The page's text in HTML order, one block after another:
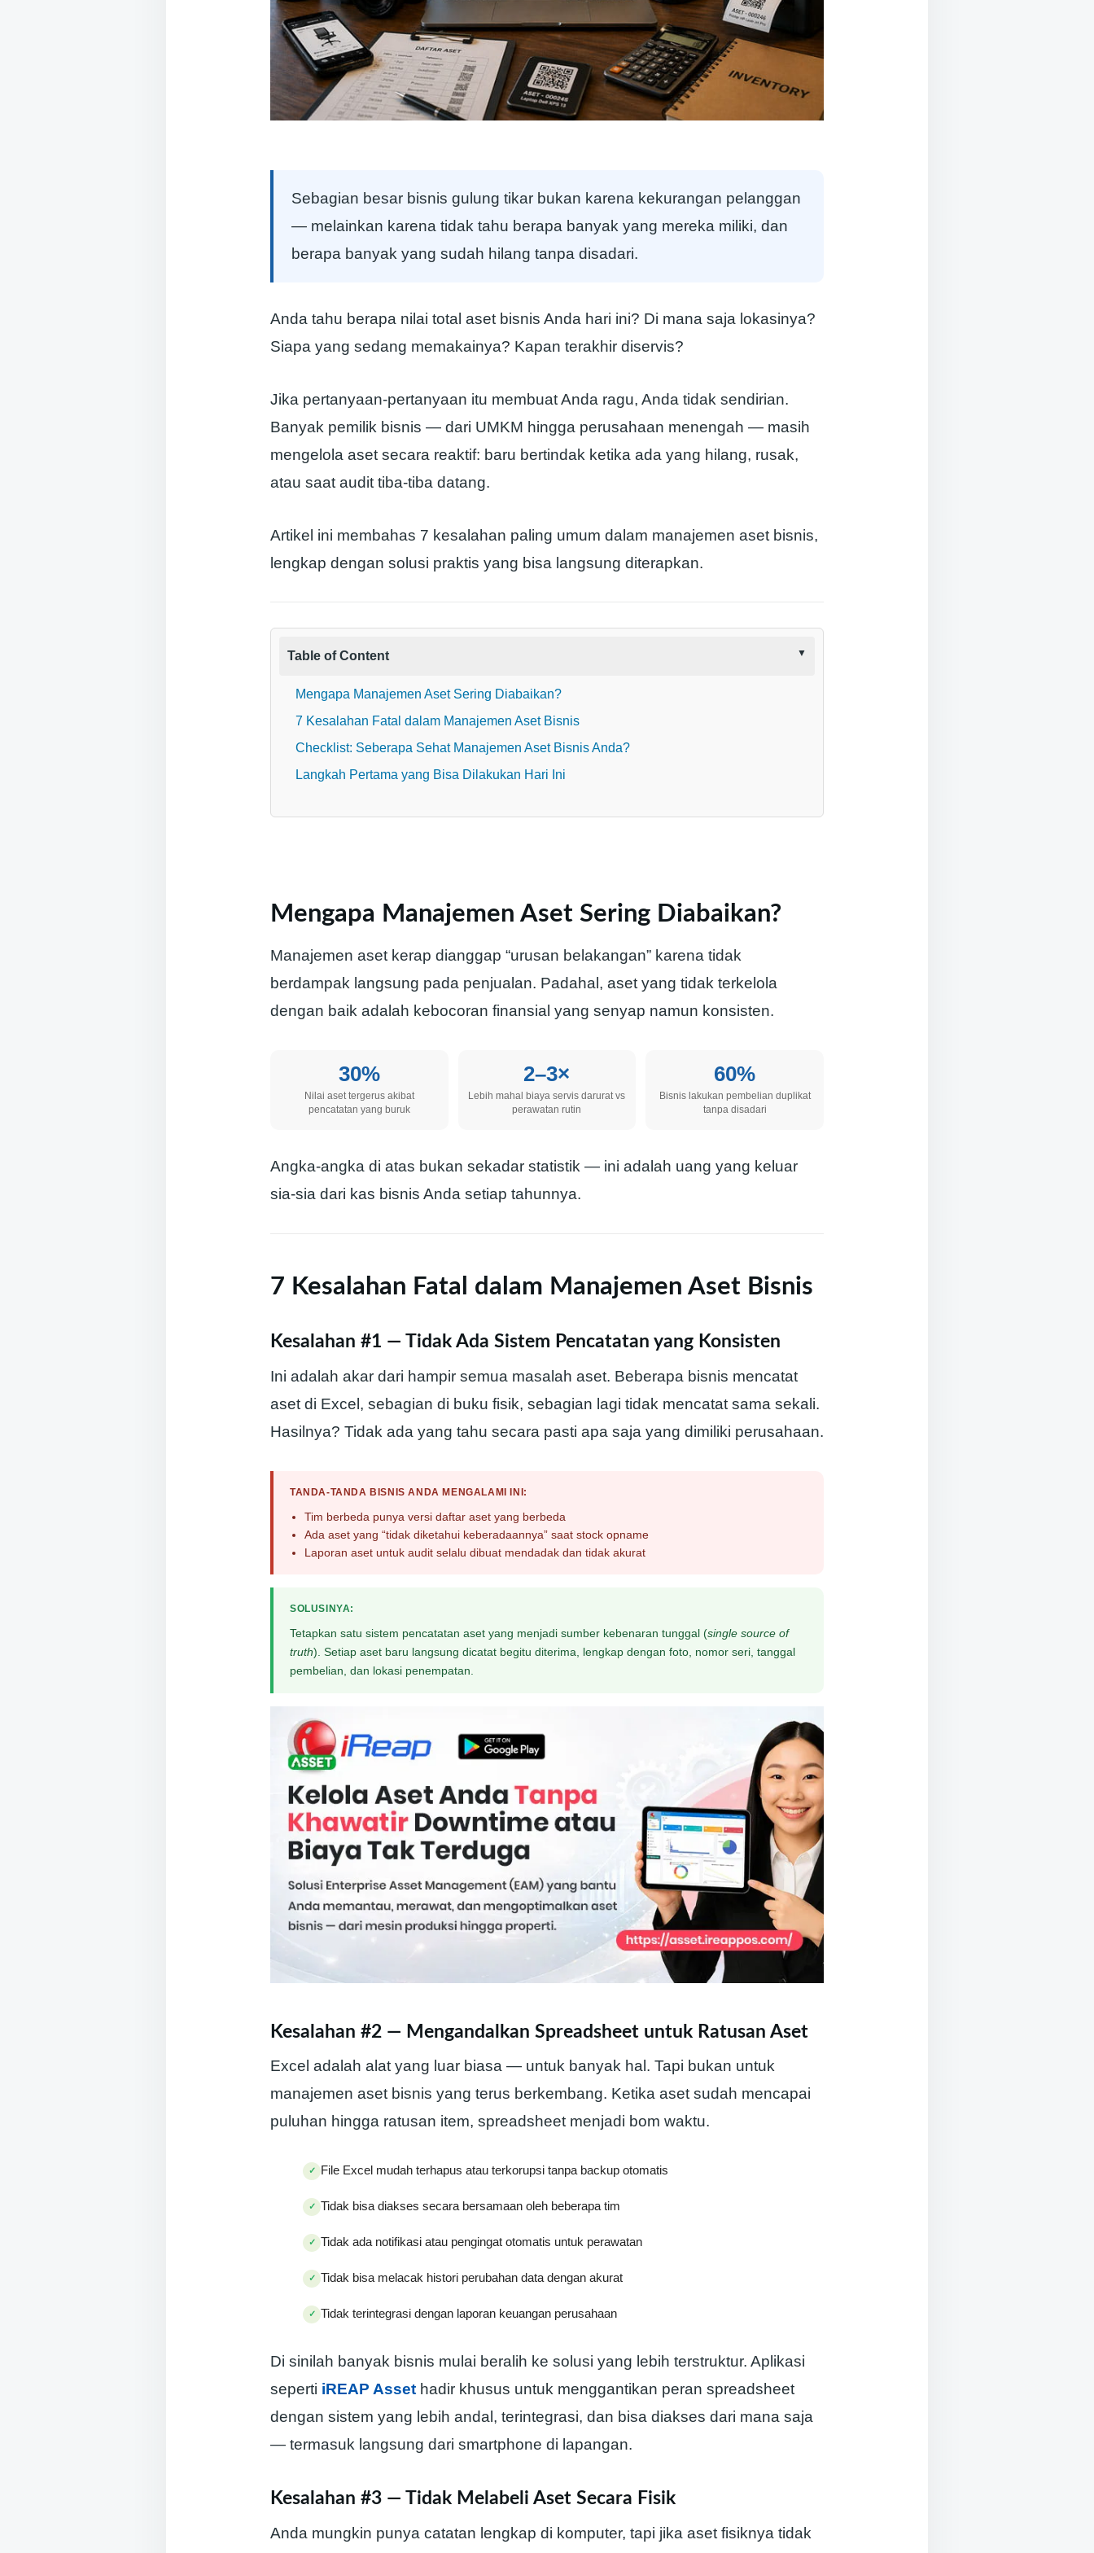
Sebagian besar bisnis gulung tikar bukan karena kekurangan pelanggan
— melainkan karena tidak tahu berapa banyak yang mereka miliki, dan
berapa banyak yang sudah hilang tanpa disadari.
Anda tahu berapa nilai total aset bisnis Anda hari ini? Di mana saja lokasinya?
Siapa yang sedang memakainya? Kapan terakhir diservis?
Jika pertanyaan-pertanyaan itu membuat Anda ragu, Anda tidak sendirian.
Banyak pemilik bisnis — dari UMKM hingga perusahaan menengah — masih
mengelola aset secara reaktif: baru bertindak ketika ada yang hilang, rusak,
atau saat audit tiba-tiba datang.
Artikel ini membahas 7 kesalahan paling umum dalam manajemen aset bisnis,
lengkap dengan solusi praktis yang bisa langsung diterapkan.
Table of Content
Mengapa Manajemen Aset Sering Diabaikan?
7 Kesalahan Fatal dalam Manajemen Aset Bisnis
Checklist: Seberapa Sehat Manajemen Aset Bisnis Anda?
Langkah Pertama yang Bisa Dilakukan Hari Ini
Mengapa Manajemen Aset Sering Diabaikan?
Manajemen aset kerap dianggap “urusan belakangan” karena tidak
berdampak langsung pada penjualan. Padahal, aset yang tidak terkelola
dengan baik adalah kebocoran finansial yang senyap namun konsisten.
30%
Nilai aset tergerus akibat
pencatatan yang buruk
2–3×
Lebih mahal biaya servis darurat vs
perawatan rutin
60%
Bisnis lakukan pembelian duplikat
tanpa disadari
Angka-angka di atas bukan sekadar statistik — ini adalah uang yang keluar
sia-sia dari kas bisnis Anda setiap tahunnya.
7 Kesalahan Fatal dalam Manajemen Aset Bisnis
Kesalahan #1 — Tidak Ada Sistem Pencatatan yang Konsisten
Ini adalah akar dari hampir semua masalah aset. Beberapa bisnis mencatat
aset di Excel, sebagian di buku fisik, sebagian lagi tidak mencatat sama sekali.
Hasilnya? Tidak ada yang tahu secara pasti apa saja yang dimiliki perusahaan.
TANDA-TANDA BISNIS ANDA MENGALAMI INI:
Tim berbeda punya versi daftar aset yang berbeda
Ada aset yang “tidak diketahui keberadaannya” saat stock opname
Laporan aset untuk audit selalu dibuat mendadak dan tidak akurat
SOLUSINYA:
Tetapkan satu sistem pencatatan aset yang menjadi sumber kebenaran tunggal (single source of
truth). Setiap aset baru langsung dicatat begitu diterima, lengkap dengan foto, nomor seri, tanggal
pembelian, dan lokasi penempatan.
Kesalahan #2 — Mengandalkan Spreadsheet untuk Ratusan Aset
Excel adalah alat yang luar biasa — untuk banyak hal. Tapi bukan untuk
manajemen aset bisnis yang terus berkembang. Ketika aset sudah mencapai
puluhan hingga ratusan item, spreadsheet menjadi bom waktu.
File Excel mudah terhapus atau terkorupsi tanpa backup otomatis
Tidak bisa diakses secara bersamaan oleh beberapa tim
Tidak ada notifikasi atau pengingat otomatis untuk perawatan
Tidak bisa melacak histori perubahan data dengan akurat
Tidak terintegrasi dengan laporan keuangan perusahaan
Di sinilah banyak bisnis mulai beralih ke solusi yang lebih terstruktur. Aplikasi
seperti iREAP Asset hadir khusus untuk menggantikan peran spreadsheet
dengan sistem yang lebih andal, terintegrasi, dan bisa diakses dari mana saja
— termasuk langsung dari smartphone di lapangan.
Kesalahan #3 — Tidak Melabeli Aset Secara Fisik
Anda mungkin punya catatan lengkap di komputer, tapi jika aset fisiknya tidak